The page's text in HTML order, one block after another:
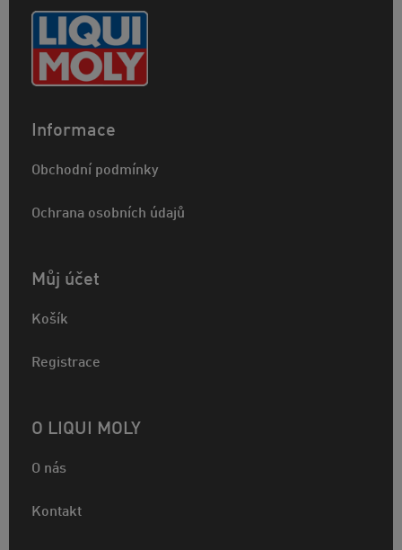
Informace
Obchodní podmínky
Ochrana osobních údajů
Můj účet
Košík
Registrace
O LIQUI MOLY
O nás
Kontakt